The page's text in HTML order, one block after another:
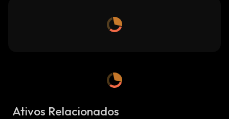
Ativos Relacionados